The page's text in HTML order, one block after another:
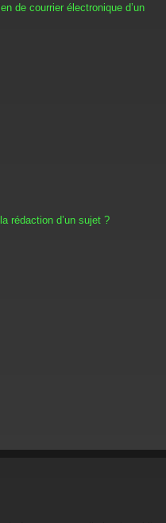
de courrier électronique d’un
rédaction d’un sujet ?